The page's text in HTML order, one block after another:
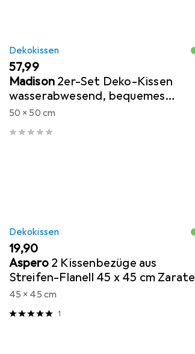
Dekokissen
EUR
57,99
Madison 2er-Set Deko-Kissen
wasserabwesend, bequemes
Outdoorkissen, beige, 50 x 50 x 10
cm
50 x 50 cm
Dekokissen
EUR
19,90
Aspero 2 Kissenbezüge aus
Streifen-Flanell 45 x 45 cm Zarate
45 x 45 cm
1